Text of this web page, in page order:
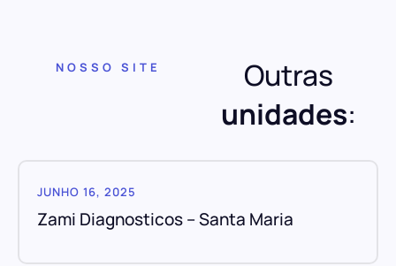
NOSSO SITE
Outras
unidades:
JUNHO 16, 2025
Zami Diagnosticos – Santa Maria